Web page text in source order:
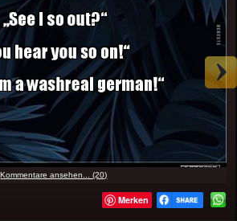
Kommentare ansehen... (20)
Merken